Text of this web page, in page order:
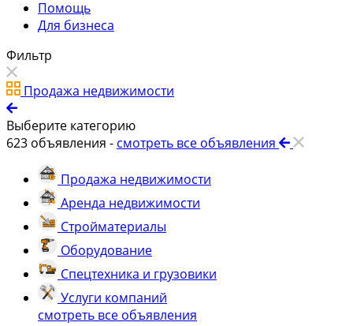
Помощь
Для бизнеса
Фильтр
Продажа недвижимости
Выберите категорию
623 объявления - смотреть все объявления
Продажа недвижимости
Аренда недвижимости
Стройматериалы
Оборудование
Спецтехника и грузовики
Услуги компаний
смотреть все объявления